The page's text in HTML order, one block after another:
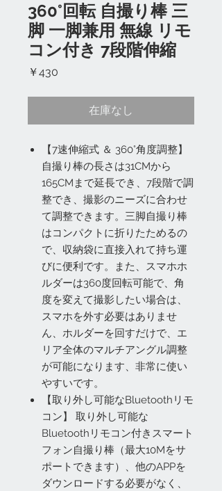
360°回転 自撮り棒 三
脚 一脚兼用 無線 リモ
コン付き 7段階伸縮
￥430
在庫なし
【7速伸縮式 ＆ 360°角度調整】
自撮り棒の長さは31CMから
165CMまで延長でき、7段階で調
整でき、撮影のニーズに合わせ
て調整できます。三脚自撮り棒
はコンパクトに折りたためるの
で、収納袋に直接入れて持ち運
びに便利です。また、スマホホ
ルダーは360度回転可能で、角
度を変えて撮影したい場合は、
スマホを外す必要はありませ
ん、ホルダーを回すだけで、エ
リア全体のマルチアングル調整
が可能になります、非常に使い
やすいです。
【取り外し可能なBluetoothリモ
コン】 取り外し可能な
Bluetoothリモコン付きスマート
フォン自撮り棒（最大10Mをサ
ポートできます）、他のAPPを
ダウンロードする必要がなく、